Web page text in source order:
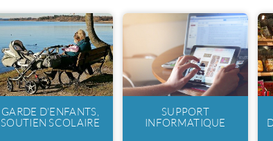
GARDE D'ENFANTS,
SOUTIEN SCOLAIRE
SUPPORT
INFORMATIQUE